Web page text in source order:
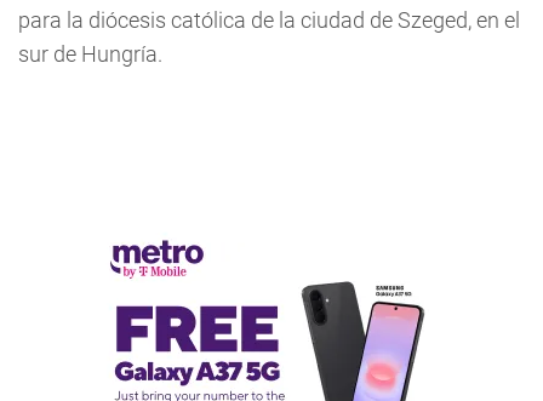
para la diócesis católica de la ciudad de Szeged, en el
sur de Hungría.